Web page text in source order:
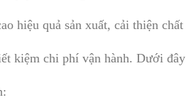
hiệu quả sản xuất, cải thiện chất
kiệm chi phí vận hành. Dưới đây